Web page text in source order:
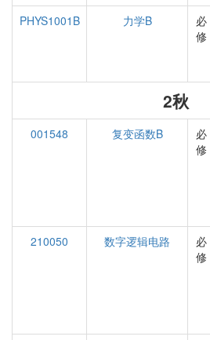
PHYS1001B
力学B
必
修
2秋
001548 复变函数B
必
修
210050
数字逻辑电路
必
修